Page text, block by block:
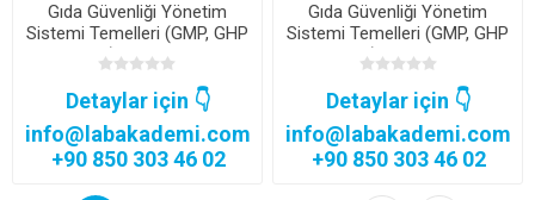
Gıda Güvenliği Yönetim
Sistemi Temelleri (GMP, GHP
ve HACCP) Uzmanlık Kampı
(Şirketlere Özel)
Detaylar için 👇
info@labakademi.com
+90 850 303 46 02
Gıda Güvenliği Yönetim
Sistemi Temelleri (GMP, GHP
ve HACCP) Uzmanlık Kampı
(Şirketlere Özel)
Detaylar için 👇
info@labakademi.com
+90 850 303 46 02